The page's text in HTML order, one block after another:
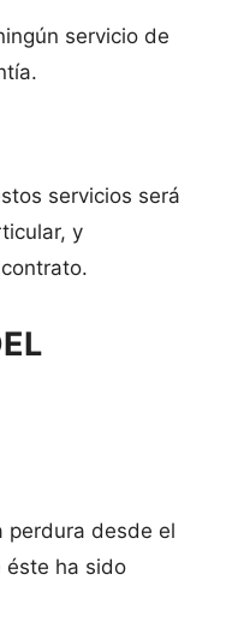
servicio de
servicios será
y
perdura desde el
éste ha sido